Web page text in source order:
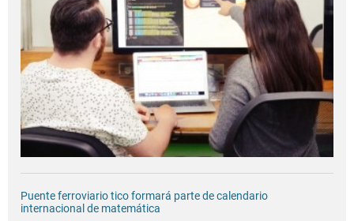
Puente ferroviario tico formará parte de calendario
internacional de matemática